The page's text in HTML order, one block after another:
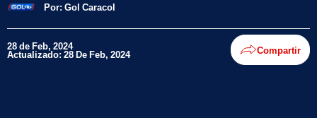
Por: Gol Caracol
28 de Feb, 2024
Actualizado: 28 De Feb, 2024 Compartir